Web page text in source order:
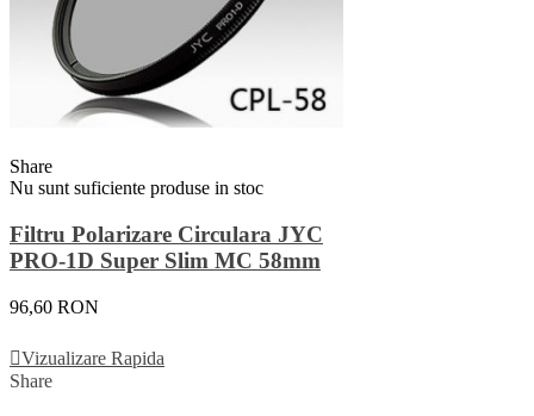
Share
Nu sunt suficiente produse in stoc
Filtru Polarizare Circulara JYC
PRO-1D Super Slim MC 58mm
96,60 RON
Vizualizare Rapida
Share